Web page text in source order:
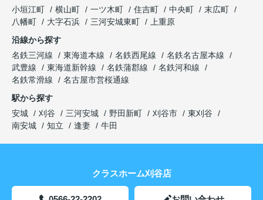
小垣江町
横山町 一ツ木町 住吉町 中央町
末広町
八幡町
大字石浜 三河安城東町
上重原
沿線から探す
名鉄三河線
東海道本線 名鉄西尾線
名鉄名古屋本線
武豊線
東海道新幹線 名鉄蒲郡線
名鉄河和線
名鉄常滑線
名古屋市営桜通線
駅から探す
安城
刈谷 三河安城 野田新町 刈谷市
東刈谷
南安城
知立 逢妻 牛田
クラスホーム刈谷店